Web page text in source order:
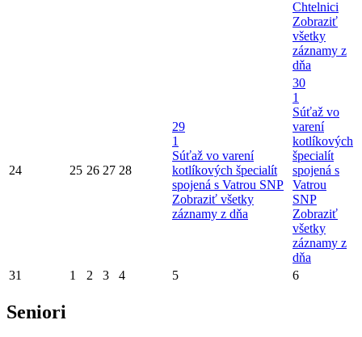
Chtelnici
Zobraziť
všetky
záznamy z
dňa
24 25 26 27 28
29
1
Súťaž vo varení
kotlíkových špecialít
spojená s Vatrou SNP
Zobraziť všetky
záznamy z dňa
30
1
Súťaž vo
varení
kotlíkových
špecialít
spojená s
Vatrou
SNP
Zobraziť
všetky
záznamy z
dňa
31
1 2 3 4 5 6
Seniori